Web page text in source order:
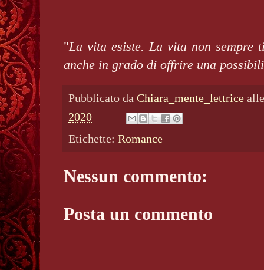
"La vita esiste. La vita non sempre
anche in grado di offrire una
Pubblicato da Chiara_mente_lettrice
2020
Etichette: Romance
Nessun commento:
Posta un commento